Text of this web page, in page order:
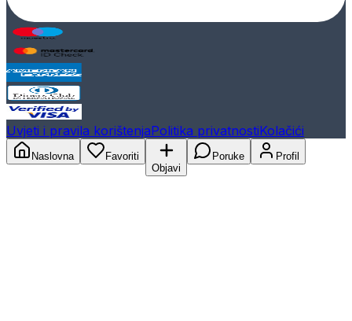
Uvjeti i pravila korištenjaPolitika privatnostiKolačići
Naslovna
Favoriti
Objavi
Poruke Profil